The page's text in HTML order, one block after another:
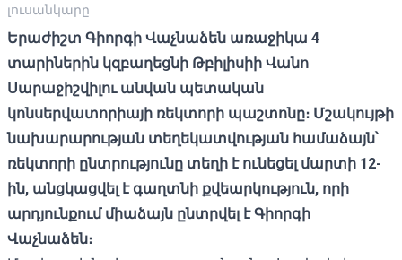
լուսանկարը
Երաժիշտ Գիորգի Վաչնաձեն առաջիկա 4
տարիներին կզբաղեցնի Թբիլիսիի Վանո
Սարաջիշվիլու անվան պետական ​​
կոնսերվատորիայի ռեկտորի պաշտոնը։ Մշակույթի
նախարարության տեղեկատվության համաձայն՝
ռեկտորի ընտրությունը տեղի է ունեցել մարտի 12-
ին, անցկացվել է գաղտնի քվեարկություն, որի
արդյունքում միաձայն ընտրվել է Գիորգի
Վաչնաձեն։